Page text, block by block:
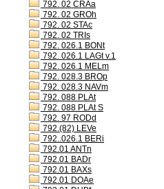
792. 02 CRAa
792. 02 GROh
792. 02 STAc
792. 02 TRIs
792. 026.1 BONt
792. 026.1 LAGt v.1
792. 026.1 MELm
792. 028.3 BROp
792. 028.3 NAVm
792. 088 PLAt
792. 088 PLAt S
792. 97 RODd
792.(82) LEVe
792..026.1 BERi
792.01 ANTn
792.01 BADr
792.01 BAXs
792.01 DOAe